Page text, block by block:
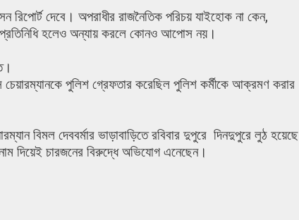
রিপোর্ট দেবে। অপরাধীর রাজনৈতিক পরিচয় যাইহোক না কেন,
হলেও অন্যায় করলে কোনও আপোস নয়।
পুলিশ গ্রেফতার করেছিল পুলিশ কর্মীকে আক্রমণ করার
বিমল দেববর্মার ভাড়াবাড়িতে রবিবার দুপুরে দিনদুপুরে লুঠ হয়েছে
দিয়েই চারজনের বিরুদ্ধে অভিযোগ এনেছেন।